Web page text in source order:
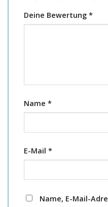
Deine Bewertung *
Name *
E-Mail *
Name, E-Mail-